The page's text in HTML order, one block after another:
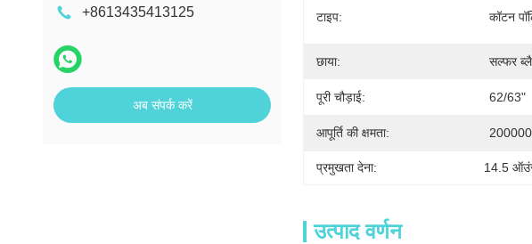
+8613435413125
अब संपर्क करें
टाइप: कॉटन
छाया: सल्फर
पूरी चौड़ाई: 62/63"
आपूर्ति की क्षमता:
प्रमुखता देना: 14.5
उत्पाद वर्णन